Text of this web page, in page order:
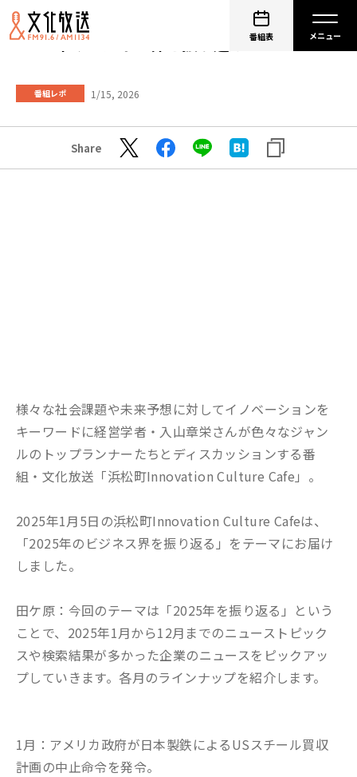
番組表
2025年のビジネス界を振り返る
番組レポ 1/15, 2026
Share
様々な社会課題や未来予想に対してイノベーションを
キーワードに経営学者・入山章栄さんが色々なジャン
ルのトップランナーたちとディスカッションする番
組・文化放送「浜松町Innovation Culture Cafe」。
2025年1月5日の浜松町Innovation Culture Cafeは、
「2025年のビジネス界を振り返る」をテーマにお届け
しました。
田ケ原：今回のテーマは「2025年を振り返る」という
ことで、2025年1月から12月までのニューストピック
スや検索結果が多かった企業のニュースをピックアッ
プしていきます。各月のラインナップを紹介します。
1月：アメリカ政府が日本製鉄によるUSスチール買収
計画の中止命令を発令。